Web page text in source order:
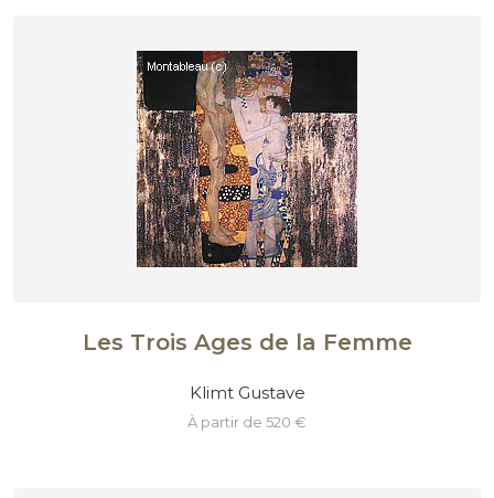
Les Trois Ages de la Femme
Klimt Gustave
à partir de 520 €